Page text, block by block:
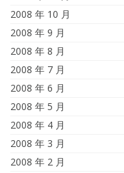
2008 年 10 月
2008 年 9 月
2008 年 8 月
2008 年 7 月
2008 年 6 月
2008 年 5 月
2008 年 4 月
2008 年 3 月
2008 年 2 月